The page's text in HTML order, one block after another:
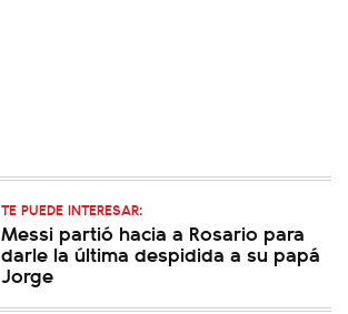
TE PUEDE INTERESAR:
Messi partió hacia a Rosario para
darle la última despidida a su papá
Jorge